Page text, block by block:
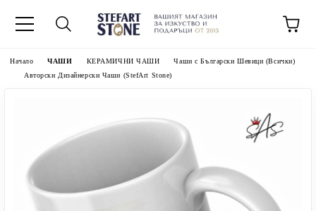
Начало ЧАШИ КЕРАМИЧНИ ЧАШИ
Чаши с Български Шевици (Всички)
Авторски Дизайнерски Чаши (StefArt Stone)